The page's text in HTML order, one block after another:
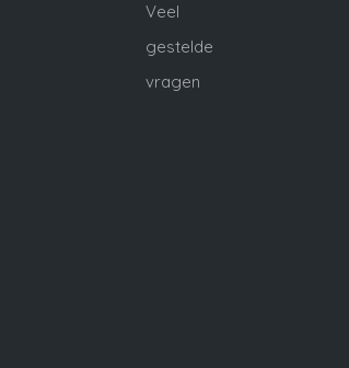
Veel
gestelde
vragen